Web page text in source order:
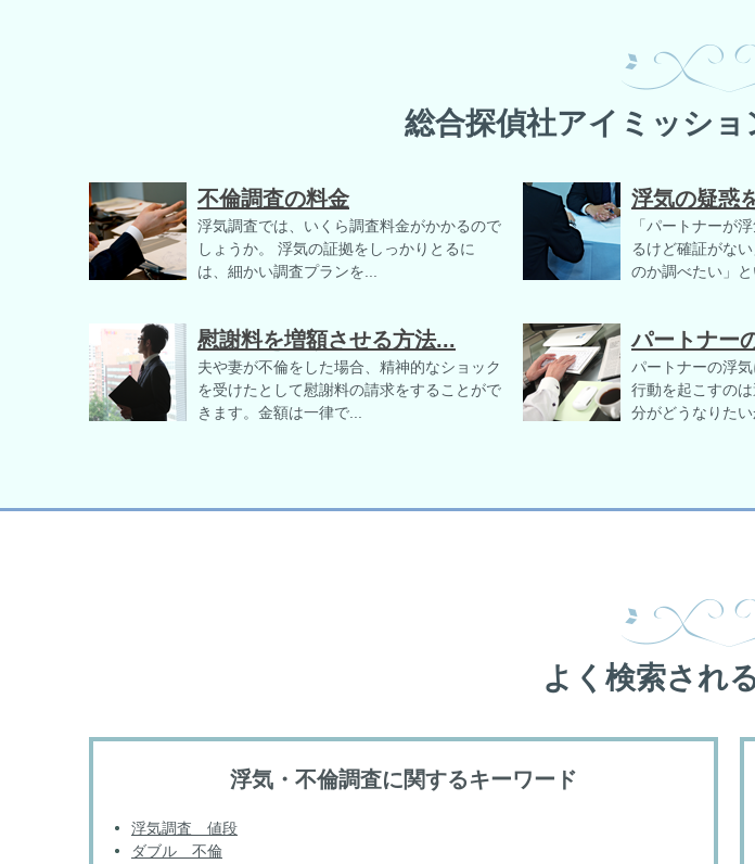
総合探偵社アイミッシ
不倫調査の料金
浮気調査では、いくら調査料金がかかるので
しょうか。 浮気の証拠をしっかりとるに
は、細かい調査プランを...
浮気の疑惑
「パートナーが
るけど確証がな
のか調べたい」と
慰謝料を増額させる方法...
夫や妻が不倫をした場合、精神的なショック
を受けたとして慰謝料の請求をすることがで
きます。金額は一律で...
パートナー
パートナーの浮
行動を起こすの
分がどうなりたい
よく検索され
浮気・不倫調査に関するキーワード
浮気調査 値段
ダブル 不倫